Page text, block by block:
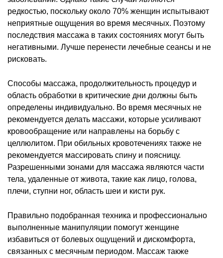
редкостью, поскольку около 70% женщин испытывают
неприятные ощущения во время месячных. Поэтому
последствия массажа в таких состояниях могут быть
негативными. Лучше перенести лечебные сеансы и не
рисковать.
Способы массажа, продолжительность процедур и
область обработки в критические дни должны быть
определены индивидуально. Во время месячных не
рекомендуется делать массажи, которые усиливают
кровообращение или направлены на борьбу с
целлюлитом. При обильных кровотечениях также не
рекомендуется массировать спину и поясницу.
Разрешенными зонами для массажа являются части
тела, удаленные от живота, такие как лицо, голова,
плечи, ступни ног, область шеи и кисти рук.
Правильно подобранная техника и профессионально
выполненные манипуляции помогут женщине
избавиться от болевых ощущений и дискомфорта,
связанных с месячным периодом. Массаж также